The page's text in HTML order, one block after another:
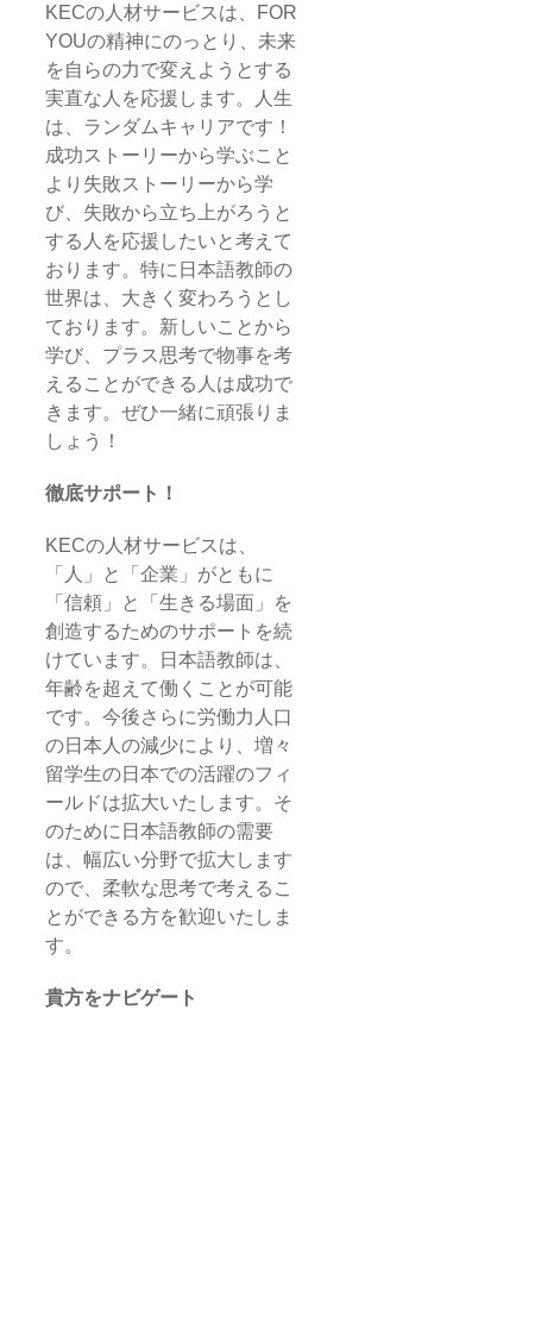
KECの人材サービスは、FOR
YOUの精神にのっとり、未来
を自らの力で変えようとする
実直な人を応援します。人生
は、ランダムキャリアです！
成功ストーリーから学ぶこと
より失敗ストーリーから学
び、失敗から立ち上がろうと
する人を応援したいと考えて
おります。特に日本語教師の
世界は、大きく変わろうとし
ております。新しいことから
学び、プラス思考で物事を考
えることができる人は成功で
きます。ぜひ一緒に頑張りま
しょう！
徹底サポート！
KECの人材サービスは、
「人」と「企業」がともに
「信頼」と「生きる場面」を
創造するためのサポートを続
けています。日本語教師は、
年齢を超えて働くことが可能
です。今後さらに労働力人口
の日本人の減少により、増々
留学生の日本での活躍のフィ
ールドは拡大いたします。そ
のために日本語教師の需要
は、幅広い分野で拡大します
ので、柔軟な思考で考えるこ
とができる方を歓迎いたしま
す。
貴方をナビゲート